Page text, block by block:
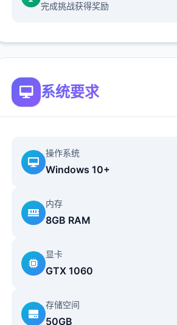
完成挑战获得奖励
系统要求
操作系统
Windows 10+
内存
8GB RAM
显卡
GTX 1060
存储空间
50GB